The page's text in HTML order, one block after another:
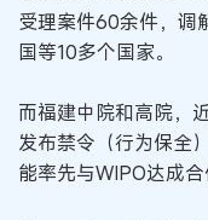
受理案件60余件，调
国等10多个国家。
而福建中院和高院，
发布禁令（行为保全
能率先与WIPO达成合